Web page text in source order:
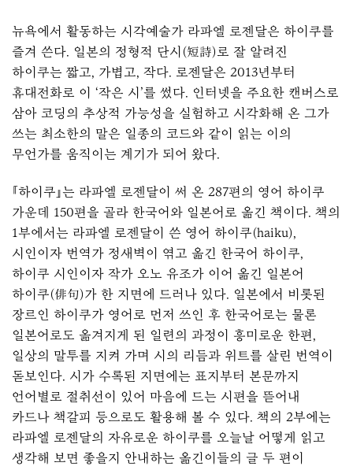
뉴욕에서 활동하는 시각예술가 라파엘 로젠달은 하이쿠를
즐겨 쓴다. 일본의 정형적 단시(短詩)로 잘 알려진
하이쿠는 짧고, 가볍고, 작다. 로젠달은 2013년부터
휴대전화로 이 ‘작은 시’를 썼다. 인터넷을 주요한 캔버스로
삼아 코딩의 추상적 가능성을 실험하고 시각화해 온 그가
쓰는 최소한의 말은 일종의 코드와 같이 읽는 이의
무언가를 움직이는 계기가 되어 왔다.
『하이쿠』는 라파엘 로젠달이 써 온 287편의 영어 하이쿠
가운데 150편을 골라 한국어와 일본어로 옮긴 책이다. 책의
1부에서는 라파엘 로젠달이 쓴 영어 하이쿠(haiku),
시인이자 번역가 정새벽이 엮고 옮긴 한국어 하이쿠,
하이쿠 시인이자 작가 오노 유조가 이어 옮긴 일본어
하이쿠(俳句)가 한 지면에 드러나 있다. 일본에서 비롯된
장르인 하이쿠가 영어로 먼저 쓰인 후 한국어로는 물론
일본어로도 옮겨지게 된 일련의 과정이 흥미로운 한편,
일상의 말투를 지켜 가며 시의 리듬과 위트를 살린 번역이
돋보인다. 시가 수록된 지면에는 표지부터 본문까지
언어별로 절취선이 있어 마음에 드는 시편을 뜯어내
카드나 책갈피 등으로도 활용해 볼 수 있다. 책의 2부에는
라파엘 로젠달의 자유로운 하이쿠를 오늘날 어떻게 읽고
생각해 보면 좋을지 안내하는 옮긴이들의 글 두 편이